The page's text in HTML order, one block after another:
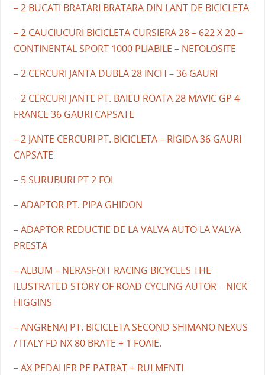
– 2 BUCATI BRATARI BRATARA DIN LANT DE BICICLETA
– 2 CAUCIUCURI BICICLETA CURSIERA 28 – 622 X 20 –
CONTINENTAL SPORT 1000 PLIABILE – NEFOLOSITE
– 2 CERCURI JANTA DUBLA 28 INCH – 36 GAURI
– 2 CERCURI JANTE PT. BAIEU ROATA 28 MAVIC GP 4
FRANCE 36 GAURI CAPSATE
– 2 JANTE CERCURI PT. BICICLETA – RIGIDA 36 GAURI
CAPSATE
– 5 SURUBURI PT 2 FOI
– ADAPTOR PT. PIPA GHIDON
– ADAPTOR REDUCTIE DE LA VALVA AUTO LA VALVA
PRESTA
– ALBUM – NERASFOIT RACING BICYCLES THE
ILUSTRATED STORY OF ROAD CYCLING AUTOR – NICK
HIGGINS
– ANGRENAJ PT. BICICLETA SECOND SHIMANO NEXUS
/ ITALY FD NX 80 BRATE + 1 FOAIE.
– AX PEDALIER PE PATRAT + RULMENTI